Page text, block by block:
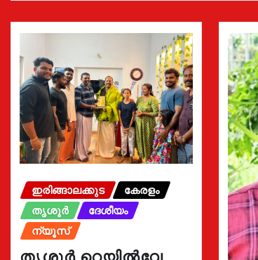
ഇരിങ്ങാലക്കുട
കേരളം
തൃശൂർ
ദേശീയം
ന്യൂസ്